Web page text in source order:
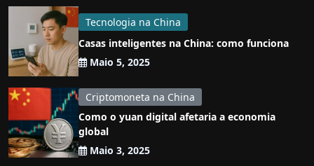
Tecnologia na China
Casas inteligentes na China: como funciona
Maio 5, 2025
Criptomoneta na China
Como o yuan digital afetaria a economia
global
Maio 3, 2025